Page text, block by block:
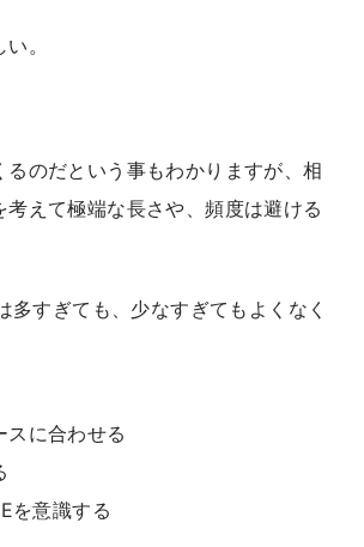
。
るのだという事もわかりますが、相
考えて極端な長さや、頻度は避ける
多すぎても、少なすぎてもよくなく
スに合わせる
を意識する